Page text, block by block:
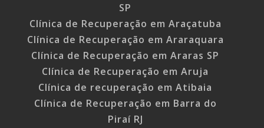
SP
Clínica de Recuperação em Araçatuba
Clínica de Recuperação em Araraquara
Clínica de Recuperação em Araras SP
Clínica de Recuperação em Aruja
Clínica de recuperação em Atibaia
Clínica de Recuperação em Barra do
Piraí RJ